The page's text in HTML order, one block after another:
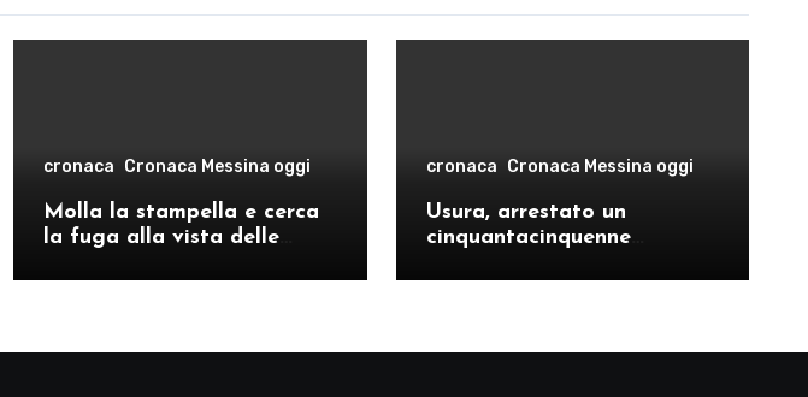
cronaca Cronaca Messina oggi
Molla la stampella e cerca
la fuga alla vista delle
Re
cronaca Cronaca Messina oggi
Usura, arrestato un
cinquantacinquenne